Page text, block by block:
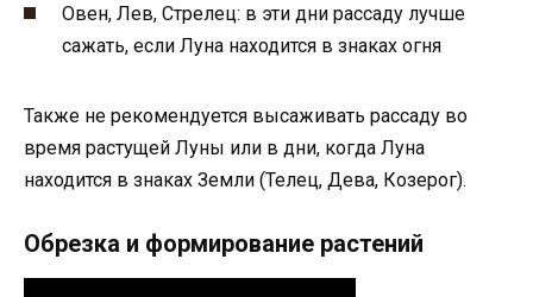
Овен, Лев, Стрелец: в эти дни рассаду лучше
сажать, если Луна находится в знаках огня
Также не рекомендуется высаживать рассаду во
время растущей Луны или в дни, когда Луна
находится в знаках Земли (Телец, Дева, Козерог).
Обрезка и формирование растений